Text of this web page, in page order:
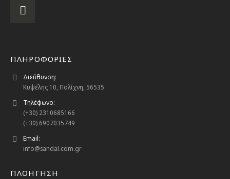
ΠΛΗΡΟΦΟΡΙΕΣ
Διεύθυνση:
Κυψέλης 10, Πολίχνη, 56535
Τηλέφωνο:
(+30) 2310685166
(+30) 6907035749
Email:
info@sandal.com.gr
ΠΛΟΗΓΗΣΗ